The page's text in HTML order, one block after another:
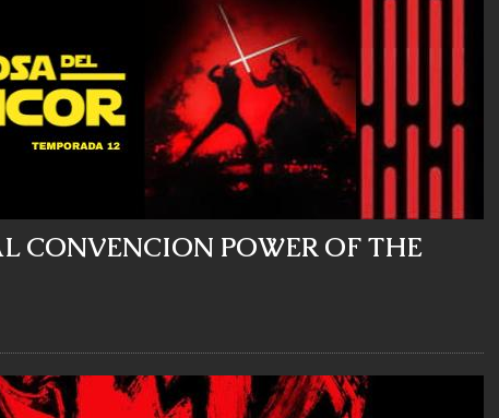
CONVENCION POWER OF THE